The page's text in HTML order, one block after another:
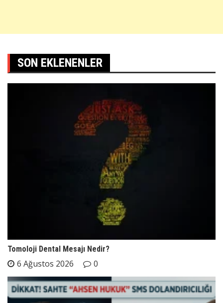
SON EKLENENLER
Tomoloji Dental Mesajı Nedir?
6 Ağustos 2026 0